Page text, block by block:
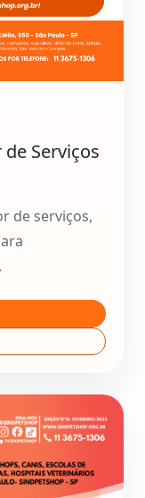
Serviços
de serviços,